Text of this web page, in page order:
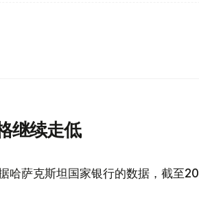
继续走低
哈萨克斯坦国家银行的数据，截至